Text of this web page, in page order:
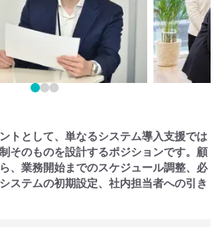
トとして、単なるシステム導入支援では
そのものを設計するポジションです。顧
、業務開始までのスケジュール調整、必
ステムの初期設定、社内担当者への引き